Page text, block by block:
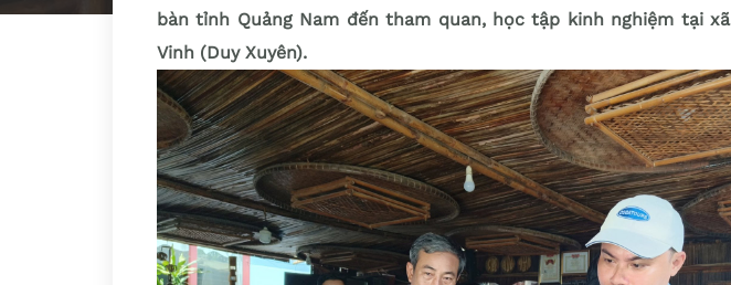
bàn tỉnh Quảng Nam đến tham quan, học tập kinh nghiệm tại
Vinh (Duy Xuyên).